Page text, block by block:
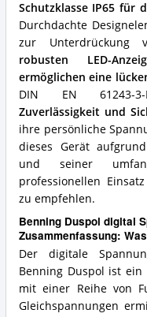
Schutzklasse IP65 für
Durchdachte
zur Unterdrückung
robusten LED-
ermöglichen eine
DIN EN 61243-3-
Zuverlässigkeit und
ihre persönliche
dieses Gerät
und seiner
professionellen
zu empfehlen.
Benning Duspol digital
Zusammenfassung:
Der digitale
Benning Duspol ist ein
mit einer Reihe von
Gleichspannungen